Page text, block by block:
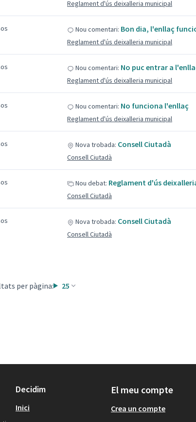
Reglament d'ús deixalleria municipal
Nou comentari: Bon dia, l'enllaç
Reglament d'ús deixalleria municipal
Nou comentari: No puc entrar a
Reglament d'ús deixalleria municipal
Nou comentari: No funciona l'enllaç
Reglament d'ús deixalleria municipal
Nova trobada: Consell Ciutadà
Consell Ciutadà
Nou debat: Reglament d'ús
Consell Ciutadà
Nova trobada: Consell Ciutadà
Consell Ciutadà
per pàgina: 25
Decidim
Inici
El meu compte
Crea un compte